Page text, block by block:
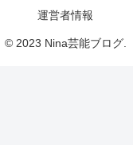
運営者情報
© 2023 Nina芸能ブログ.